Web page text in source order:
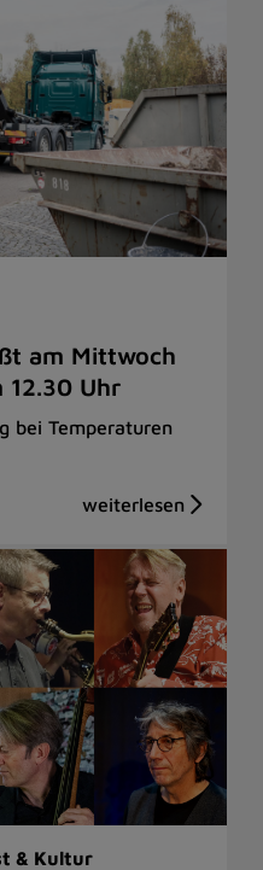
am Mittwoch
12.30 Uhr
bei Temperaturen
& Kultur